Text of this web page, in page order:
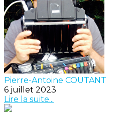
Pierre-Antoine COUTANT
6 juillet 2023
Lire la suite...